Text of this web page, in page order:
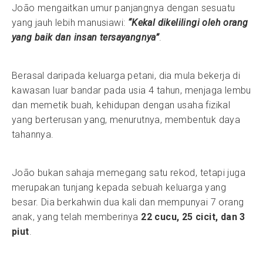
João mengaitkan umur panjangnya dengan sesuatu
yang jauh lebih manusiawi: “Kekal dikelilingi oleh orang
yang baik dan insan tersayangnya”.
Berasal daripada keluarga petani, dia mula bekerja di
kawasan luar bandar pada usia 4 tahun, menjaga lembu
dan memetik buah, kehidupan dengan usaha fizikal
yang berterusan yang, menurutnya, membentuk daya
tahannya.
João bukan sahaja memegang satu rekod, tetapi juga
merupakan tunjang kepada sebuah keluarga yang
besar. Dia berkahwin dua kali dan mempunyai 7 orang
anak, yang telah memberinya 22 cucu, 25 cicit, dan 3
piut.